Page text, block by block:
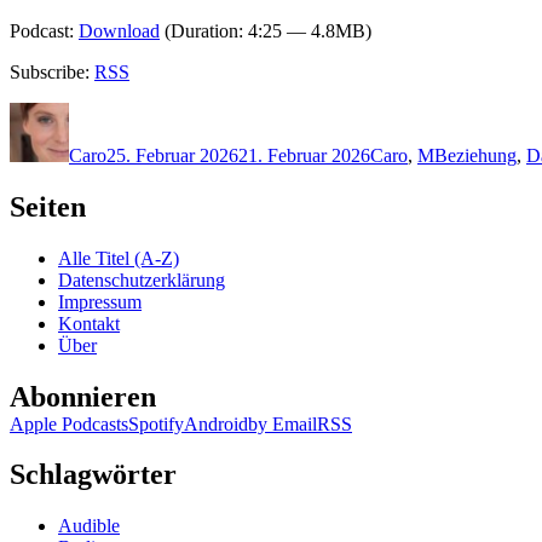
Podcast: Download (Duration: 4:25 — 4.8MB)
Subscribe: RSS
Autor
Caro25. Februar 202621. Februar 2026Caro, MBeziehung,
Seiten
Alle Titel (A-Z)
Datenschutzerklärung
Impressum
Kontakt
Über
Abonnieren
Apple PodcastsSpotifyAndroidby EmailRSS
Schlagwörter
Audible